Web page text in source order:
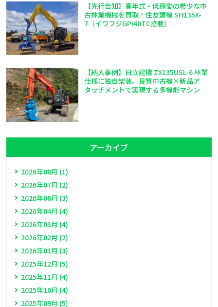
【先行告知】高年式・低稼働の希少な中
古林業機械を買取！住友建機 SH135X-
7（イワフジGPi40TC搭載）
【納入事例】日立建機 ZX135USL-6 林業
仕様に独自架装。良質中古機×新品ア
タッチメントで実現する多機能マシン
アーカイブ
2026年08月 (1)
2026年07月 (2)
2026年06月 (3)
2026年04月 (4)
2026年03月 (4)
2026年02月 (2)
2026年01月 (3)
2025年12月 (5)
2025年11月 (4)
2025年10月 (4)
2025年09月 (5)